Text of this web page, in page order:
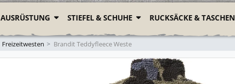
AUSRÜSTUNG STIEFEL & SCHUHE RUCKSÄCKE & TASCHEN
Freizeitwesten Brandit Teddyfleece Weste